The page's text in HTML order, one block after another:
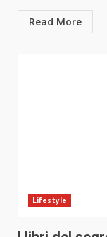
Read More
Lifestyle